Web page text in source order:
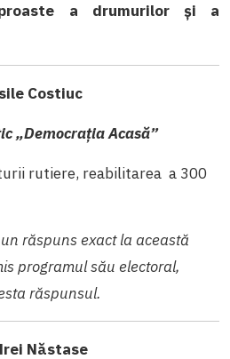
a drumurilor și a
Costiuc
„Democrația Acasă”
rutiere, reabilitarea a 300
răspuns exact la această
programul său electoral,
răspunsul.
Năstase